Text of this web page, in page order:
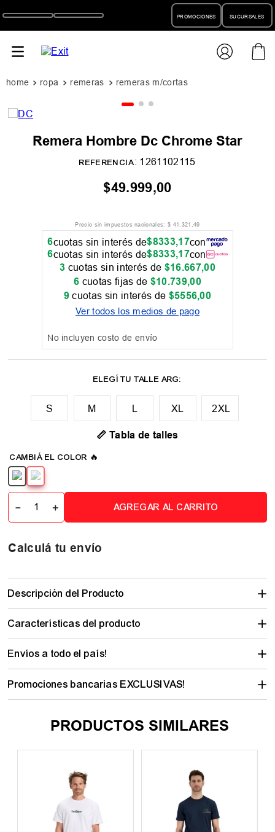
PROMOCIONES SUCURSALES
ropa remeras remeras m/cortas
Remera Hombre Dc Chrome Star
REFERENCIA: 1261102115
$49.999,00
Precio sin impuestos nacionales: $ 41.321,49
6cuotas sin interés de$8333,17con
6cuotas sin interés de$8333,17con
3 cuotas sin interés de $16.667,00
6 cuotas fijas de $10.739,00
9 cuotas sin interés de $5556,00
Ver todos los medios de pago
No incluyen costo de envío
M L XL 2XL
📏 Tabla de talles
＋
－ AGREGAR AL CARRITO
Calculá tu envío
Descripción del Producto
Características del producto
Envíos a todo el país!
Promociones bancarias EXCLUSIVAS!
PRODUCTOS SIMILARES